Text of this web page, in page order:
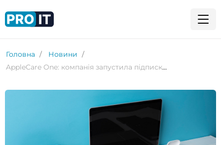
Головна
Новини
AppleCare One: компанія запустила підписку на захист одразу кількох пристроїв